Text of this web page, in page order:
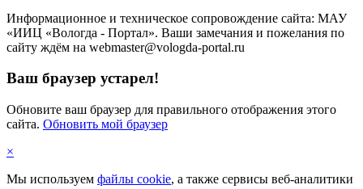
Информационное и техническое сопровождение сайта: МАУ
«ИИЦ «Вологда - Портал». Ваши замечания и пожелания по
сайту ждём на webmaster@vologda-portal.ru
Ваш браузер устарел!
Обновите ваш браузер для правильного отображения этого
сайта. Обновить мой браузер
×
Мы используем файлы cookie, а также сервисы веб-аналитики